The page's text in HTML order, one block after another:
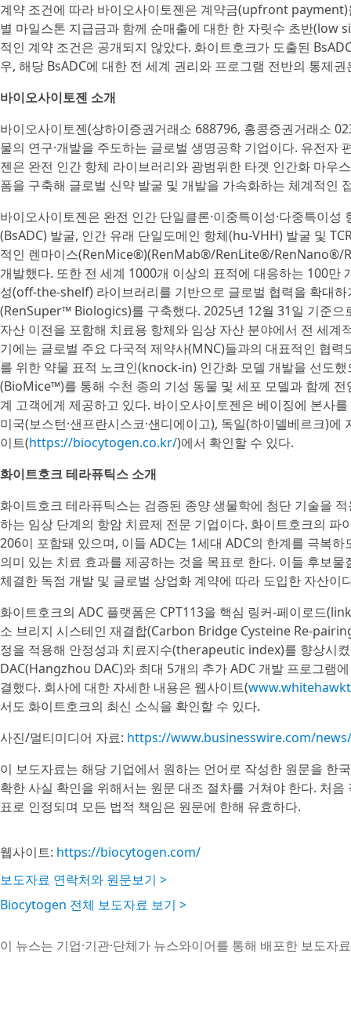
계약 조건에 따라 바이오사이토젠은 계약금(upfront
별 마일스톤 지급금과 함께 순매출에 대한 한 자릿수 초반(low
적인 계약 조건은 공개되지 않았다. 화이트호크가 도출된
우, 해당 BsADC에 대한 전 세계 권리와 프로그램 전반의 통제
바이오사이토젠 소개
바이오사이토젠(상하이증권거래소 688796, 홍콩증권거래소
물의 연구·개발을 주도하는 글로벌 생명공학 기업이다. 유전자
젠은 완전 인간 항체 라이브러리와 광범위한 타겟 인간화 마우
폼을 구축해 글로벌 신약 발굴 및 개발을 가속화하는 체계적인
바이오사이토젠은 완전 인간 단일클론·이중특이성·다중특이
(BsADC) 발굴, 인간 유래 단일도메인 항체(hu-VHH) 발굴 및
적인 렌마이스(RenMice®)(RenMab®/RenLite®/RenNano®/
개발했다. 또한 전 세계 1000개 이상의 표적에 대응하는 100만
성(off-the-shelf) 라이브러리를 기반으로 글로벌 협력을 확대
(RenSuper™ Biologics)를 구축했다. 2025년 12월 31일 기준
자산 이전을 포함해 치료용 항체와 임상 자산 분야에서 전 세계
기에는 글로벌 주요 다국적 제약사(MNC)들과의 대표적인 협
를 위한 약물 표적 노크인(knock-in) 인간화 모델 개발을 선도
(BioMice™)를 통해 수천 종의 기성 동물 및 세포 모델과 함께
계 고객에게 제공하고 있다. 바이오사이토젠은 베이징에 본사
미국(보스턴·샌프란시스코·샌디에이고), 독일(하이델베르크)
이트(https://biocytogen.co.kr/)에서 확인할 수 있다.
화이트호크 테라퓨틱스 소개
화이트호크 테라퓨틱스는 검증된 종양 생물학에 첨단 기술을
하는 임상 단계의 항암 치료제 전문 기업이다. 화이트호크의 파
206이 포함돼 있으며, 이들 ADC는 1세대 ADC의 한계를 극복
의미 있는 치료 효과를 제공하는 것을 목표로 한다. 이들 후보
체결한 독점 개발 및 글로벌 상업화 계약에 따라 도입한 자산이
화이트호크의 ADC 플랫폼은 CPT113을 핵심 링커-페이로드
소 브리지 시스테인 재결합(Carbon Bridge Cysteine Re-
정을 적용해 안정성과 치료지수(therapeutic index)를 향상시
DAC(Hangzhou DAC)와 최대 5개의 추가 ADC 개발 프로그램
결했다. 회사에 대한 자세한 내용은 웹사이트(
서도 화이트호크의 최신 소식을 확인할 수 있다.
사진/멀티미디어 자료: https://www.businesswire.com/
이 보도자료는 해당 기업에서 원하는 언어로 작성한 원문을 한
확한 사실 확인을 위해서는 원문 대조 절차를 거쳐야 한다. 처
표로 인정되며 모든 법적 책임은 원문에 한해 유효하다.
웹사이트: https://biocytogen.com/
보도자료 연락처와 원문보기 >
Biocytogen 전체 보도자료 보기 >
이 뉴스는 기업·기관·단체가 뉴스와이어를 통해 배포한 보도자